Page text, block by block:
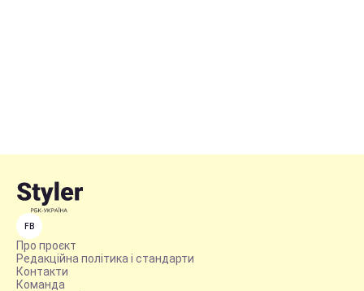
FB
Про проєкт
Редакційна політика і стандарти
Контакти
Команда